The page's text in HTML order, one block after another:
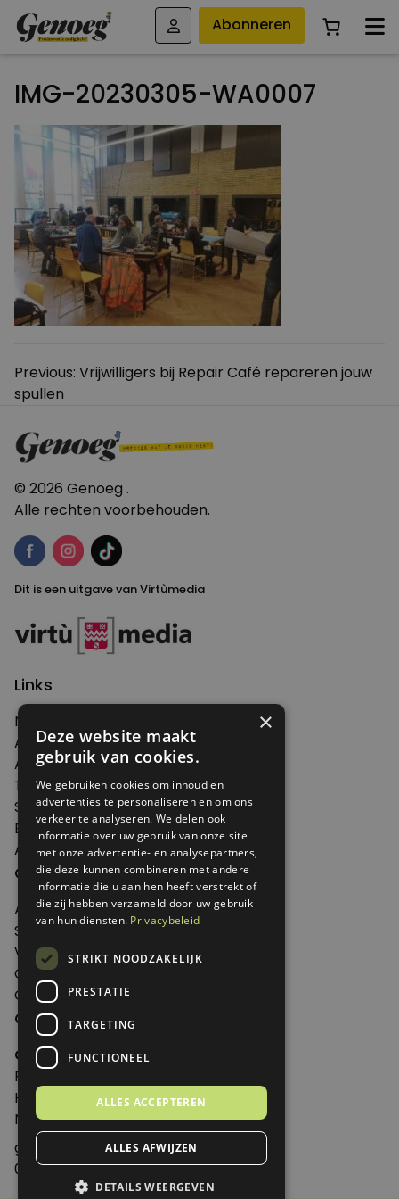
Abonneren
IMG-20230305-WA0007
Bericht
navigatie
Previous: Vrijwilligers bij Repair Café repareren jouw
spullen
© 2026 Genoeg .
Alle rechten voorbehouden.
Dit is een uitgave van Virtùmedia
Links
Nieuws
Artikelen
Agenda
Thema's
Shop
Edities
Abonneren
Over Genoeg
Adverteren
Samenwerken
Verkooppunten
Over Genoeg
Contact
Contactgegevens
Genoeg
Postbus 595 - 3700 AN Zeist
Huis ter Heideweg 13 - 3705MA Zeist
Nederland
genoeg@spabonneeservice.nl
088-1102091
×
Deze website maakt
gebruik van cookies.
We gebruiken cookies om inhoud en
advertenties te personaliseren en om ons
verkeer te analyseren. We delen ook
informatie over uw gebruik van onze site
met onze advertentie- en analysepartners,
die deze kunnen combineren met andere
informatie die u aan hen heeft verstrekt of
die zij hebben verzameld door uw gebruik
van hun diensten. Privacybeleid
STRIKT NOODZAKELIJK
PRESTATIE
TARGETING
FUNCTIONEEL
ALLES ACCEPTEREN
ALLES AFWIJZEN
DETAILS WEERGEVEN